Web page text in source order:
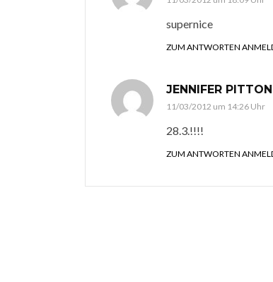
supernice
ZUM ANTWORTEN
JENNIFER PITTON
11/03/2012 um 14:26 Uhr
28.3.!!!!
ZUM ANTWORTEN